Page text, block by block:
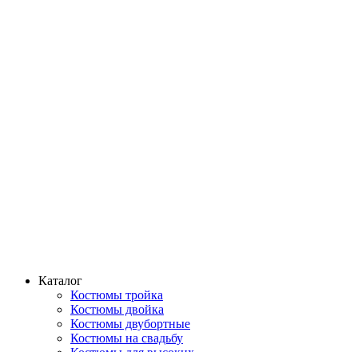
Каталог
Костюмы тройка
Костюмы двойка
Костюмы двубортные
Костюмы на свадьбу